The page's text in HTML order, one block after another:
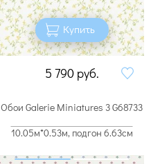
Купить
5 790 руб.
Обои Galerie Miniatures 3 G68733
10.05м*0.53м, подгон 6.63см